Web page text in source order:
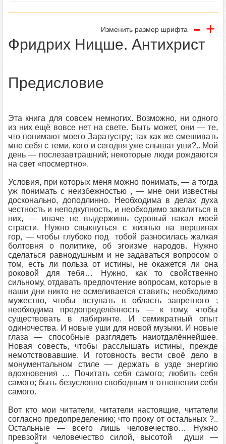
Изменить размер шрифта - +
Фридрих Ницше. Антихрист
Предисловие
Эта книга для совсем немногих. Возможно, ни одного
из них ещё вовсе нет на свете. Быть может, они — те,
что понимают моего Заратустру; так как же смешивать
мне себя с теми, кого и сегодня уже слышат уши?.. Мой
день — послезавтрашний; некоторые люди рождаются
на свет «посмертно».
Условия, при которых меня можно понимать, — а тогда
уж понимать с неизбежностью , — мне они известны
досконально, доподлинно. Необходима в делах духа
честность и неподкупность, и необходимо закалиться в
них, — иначе не выдержишь суровый накал моей
страсти. Нужно свыкнуться с жизнью на вершинах
гор, — чтобы глубоко под тобой разносилась жалкая
болтовня о политике, об эгоизме народов. Нужно
сделаться равнодушным и не задаваться вопросом о
том, есть ли польза от истины, не окажется ли она
роковой для тебя… Нужно, как то свойственно
сильному, отдавать предпочтение вопросам, которые в
наши дни никто не осмеливается ставить; необходимо
мужество, чтобы вступать в область запретного ;
необходима предопределённость — к тому, чтобы
существовать в лабиринте. И семикратный опыт
одиночества. И новые уши для новой музыки. И новые
глаза — способные разглядеть наиотдалённейшее.
Новая совесть, чтобы расслышать истины, прежде
немотствовавшие. И готовность вести своё дело в
монументальном стиле — держать в узде энергию
вдохновения … Почитать себя самого; любить себя
самого; быть безусловно свободным в отношении себя
самого.
Вот кто мои читатели, читатели настоящие, читатели
согласно предопределению; что проку от остальных ?..
Остальные — всего лишь человечество… Нужно
превзойти человечество силой, высотой души —